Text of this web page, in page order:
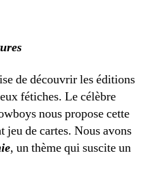
de découvrir les éditions
fétiches. Le célèbre
nous propose cette
jeu de cartes. Nous avons
, un thème qui suscite un